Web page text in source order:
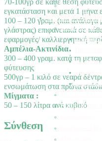
εγκατάσταση και μετά 1 μήνα
100 – 120 γραμ. (και ανάλογα
γλάστρας) επιφανειακά σε
εφαρμογές/ καλλιεργητική
Αμπέλια-Ακτινίδια
300 – 400 γραμ. κατά τη
φύτευσης
500γρ – 1 κιλό σε νεαρά
ενσωμάτωση στα πρώτα
Μίγματα :
50 – 150 λίτρα ανά κυβικό
Σύνθεση
Φυτά –
Σπόροι –
Σπόροι
Βολβοί
Σπόροι
Καρποφόρα